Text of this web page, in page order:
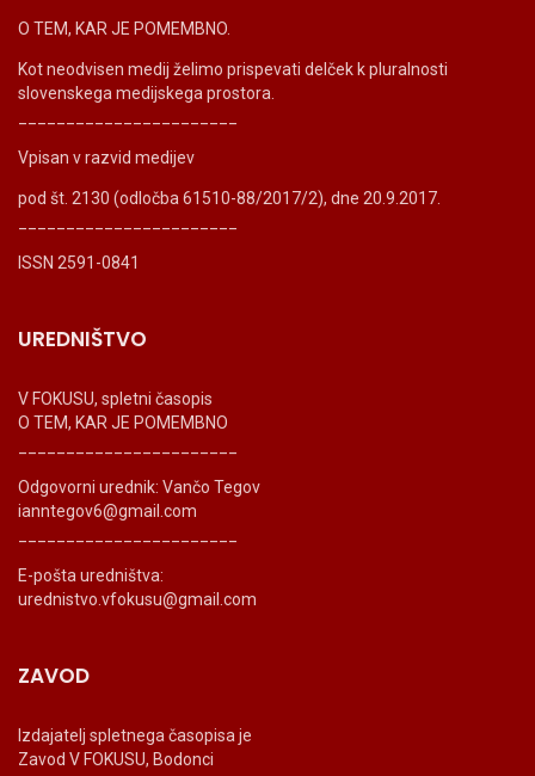
O TEM, KAR JE POMEMBNO.
Kot neodvisen medij želimo prispevati delček k pluralnosti
slovenskega medijskega prostora.
Vpisan v razvid medijev
pod št. 2130 (odločba 61510-88/2017/2), dne 20.9.2017.
ISSN 2591-0841
UREDNIŠTVO
V FOKUSU, spletni časopis
O TEM, KAR JE POMEMBNO
Odgovorni urednik: Vančo Tegov
ianntegov6@gmail.com
E-pošta uredništva:
urednistvo.vfokusu@gmail.com
ZAVOD
Izdajatelj spletnega časopisa je
Zavod V FOKUSU, Bodonci